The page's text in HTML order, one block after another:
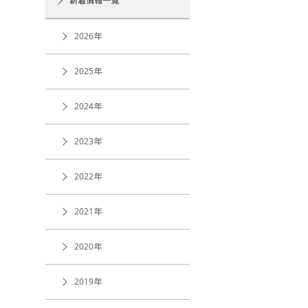
2026年
2025年
2024年
2023年
2022年
2021年
2020年
2019年